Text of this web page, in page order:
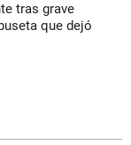
tras grave
que dejó